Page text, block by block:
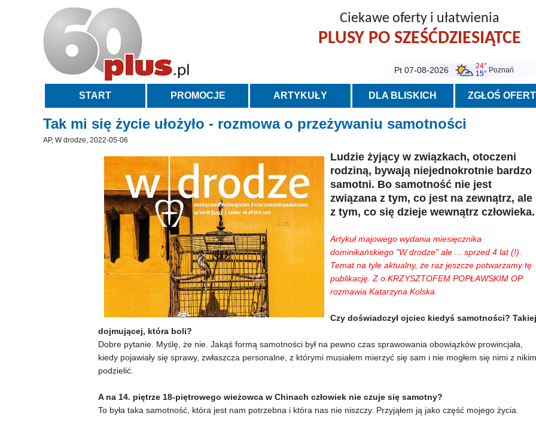
Ciekawe oferty i ułatwienia
PLUSY PO SZEŚĆDZIESIĄTCE
Pt 07-08-2026
24°
15° Poznań
START PROMOCJE ARTYKUŁY DLA BLISKICH ZGŁOŚ
Tak mi się życie ułożyło - rozmowa o przeżywaniu samotności
AP, W drodze, 2022-05-06
Ludzie żyjący w związkach, otoczeni
rodziną, bywają niejednokrotnie bardzo
samotni. Bo samotność nie jest
związana z tym, co jest na zewnątrz, ale
z tym, co się dzieje wewnątrz człowieka.
Artykuł majowego wydania miesięcznika
dominikańskiego "W drodze" ale ... sprzed 4 lat (!).
Temat na tyle aktualny, że raz jeszcze potwarzamy tę
publikację. Z o.KRZYSZTOFEM POPŁAWSKIM OP
rozmawia Katarzyna Kolska
Czy doświadczył ojciec kiedyś samotności? Takiej
dojmującej, która boli?
Dobre pytanie. Myślę, że nie. Jakąś formą samotności był na pewno czas sprawowania obowiązków prowincjała,
kiedy pojawiały się sprawy, zwłaszcza personalne, z którymi musiałem mierzyć się sam i nie mogłem się nimi z nikim
podzielić.
A na 14. piętrze 18-piętrowego wieżowca w Chinach człowiek nie czuje się samotny?
To była taka samotność, która jest nam potrzebna i która nas nie niszczy. Przyjąłem ją jako część mojego życia.